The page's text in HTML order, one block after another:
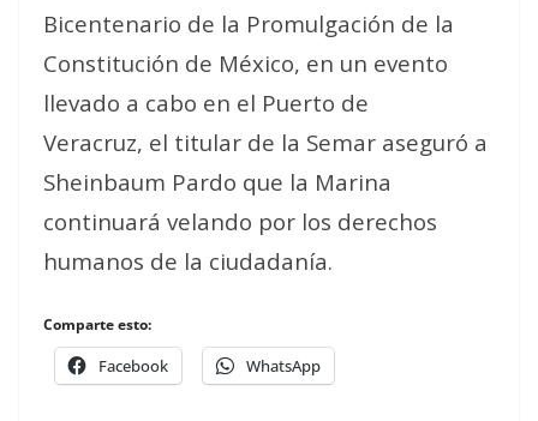
Bicentenario de la Promulgación de la
Constitución de México, en un evento
llevado a cabo en el Puerto de
Veracruz, el titular de la Semar aseguró a
Sheinbaum Pardo que la Marina
continuará velando por los derechos
humanos de la ciudadanía.
Comparte esto:
Facebook WhatsApp